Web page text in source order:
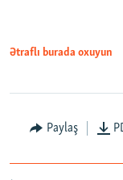
Ətraflı burada oxuyun
Paylaş